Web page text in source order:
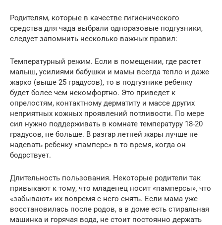
Родителям, которые в качестве гигиенического
средства для чада выбрали одноразовые подгузники,
следует запомнить несколько важных правил:
Температурный режим. Если в помещении, где растет
малыш, усилиями бабушки и мамы всегда тепло и даже
жарко (выше 25 градусов), то в подгузнике ребенку
будет более чем некомфортно. Это приведет к
опрелостям, контактному дерматиту и массе других
неприятных кожных проявлений потливости. По мере
сил нужно поддерживать в комнате температуру 18-20
градусов, не больше. В разгар летней жары лучше не
надевать ребенку «памперс» в то время, когда он
бодрствует.
Длительность пользования. Некоторые родители так
привыкают к тому, что младенец носит «памперсы», что
«забывают» их вовремя с него снять. Если мама уже
восстановилась после родов, а в доме есть стиральная
машинка и горячая вода, не стоит постоянно держать